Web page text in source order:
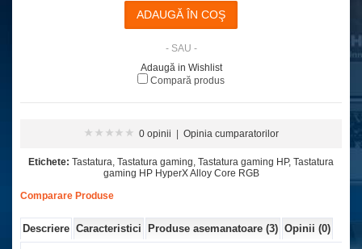
- SAU -
Adaugă in Wishlist
Compară produs
0 opinii Opinia cumparatorilor
Etichete: Tastatura, Tastatura gaming, Tastatura gaming HP, Tastatura
gaming HP HyperX Alloy Core RGB
Comparare Produse
Descriere Caracteristici Produse asemanatoare (3) Opinii (0)